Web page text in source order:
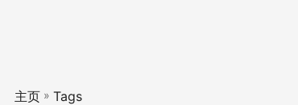
主页 » Tags